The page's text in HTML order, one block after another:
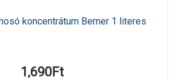
koncentrátum Berner 1 literes
1,690Ft